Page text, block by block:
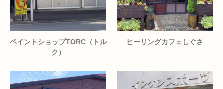
ペイントショップTORC（トル
ク）
ヒーリングカフェしぐさ